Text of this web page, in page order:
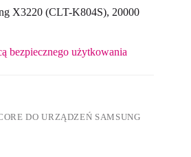
X3220 (CLT-K804S), 20000
bezpiecznego użytkowania
DO URZĄDZEŃ SAMSUNG